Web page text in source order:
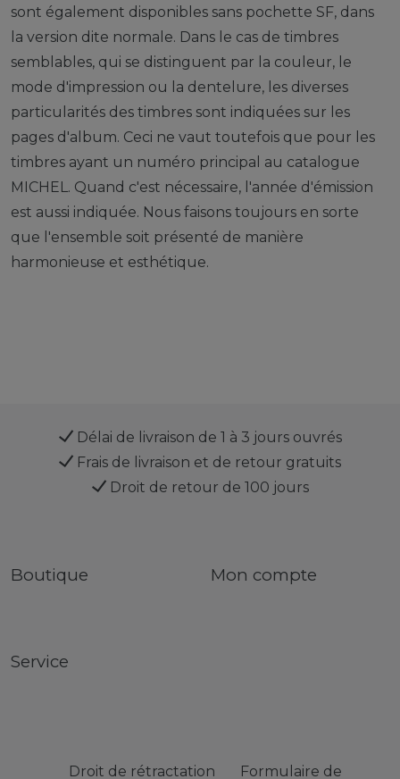
sont également disponibles sans pochette SF, dans
la version dite normale. Dans le cas de timbres
semblables, qui se distinguent par la couleur, le
mode d'impression ou la dentelure, les diverses
particularités des timbres sont indiquées sur les
pages d'album. Ceci ne vaut toutefois que pour les
timbres ayant un numéro principal au catalogue
MICHEL. Quand c'est nécessaire, l'année d'émission
est aussi indiquée. Nous faisons toujours en sorte
que l'ensemble soit présenté de manière
harmonieuse et esthétique.
Délai de livraison de 1 à 3 jours ouvrés
Frais de livraison et de retour gratuits
Droit de retour de 100 jours
Boutique Mon compte
Service
Droit de rétractation Formulaire de